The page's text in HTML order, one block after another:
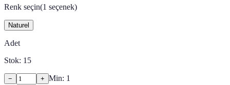
Renk seçin(1 seçenek)
Naturel
Adet
Stok: 15
− + Min: 1